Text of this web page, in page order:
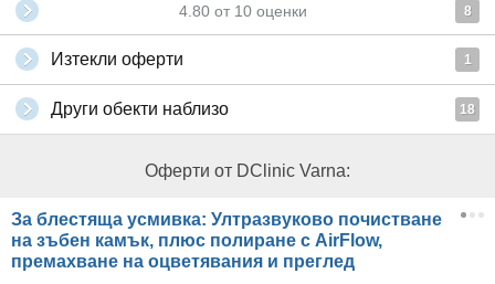
4.80 от 10 оценки 8
Изтекли оферти 1
Други обекти наблизо 18
Оферти от DClinic Varna:
За блестяща усмивка: Ултразвуково почистване
на зъбен камък, плюс полиране с AirFlow,
премахване на оцветявания и преглед